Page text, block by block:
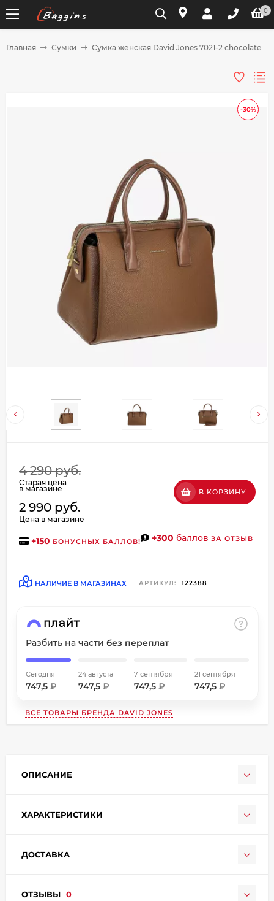
0
Главная Сумки Сумка женская David Jones 7021-2 chocolate
-30%
4 290 руб.
Старая цена
в магазине
2 990 руб.
Цена в магазине
В КОРЗИНУ
+150 БОНУСНЫХ БАЛЛОВ! +300 баллов ЗА ОТЗЫВ
НАЛИЧИЕ В МАГАЗИНАХ АРТИКУЛ: 122388
Разбить на части без переплат
Сегодня
747,5 ₽
24 августа
747,5 ₽
7 сентября
747,5 ₽
21 сентября
747,5 ₽
ВСЕ ТОВАРЫ БРЕНДА DAVID JONES
ОПИСАНИЕ
ХАРАКТЕРИСТИКИ
ДОСТАВКА
ОТЗЫВЫ 0
График платежей
Добавляйте товары
в корзину
Получайте товар
выбранный способом
списываться
по25
Подробнее
25
2 недели
8 800 302-02-51